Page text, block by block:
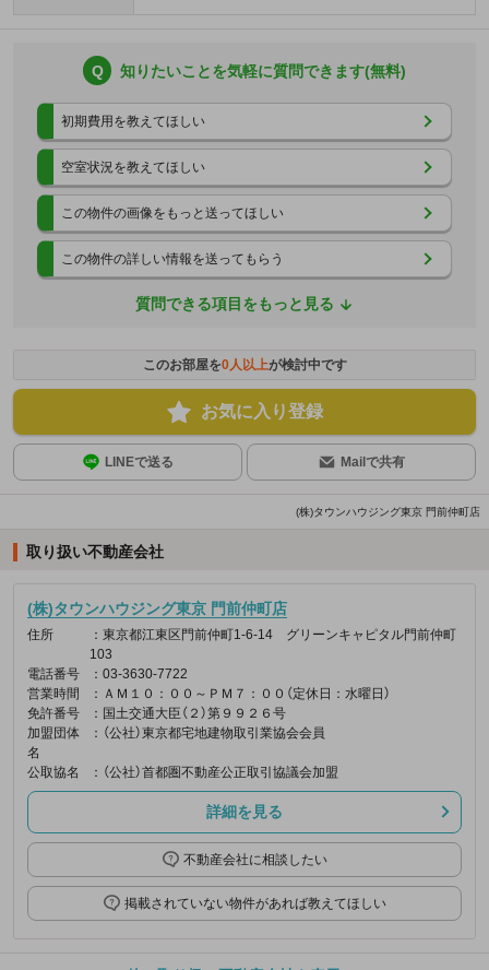
Q 知りたいことを気軽に質問できます(無料)
初期費用を教えてほしい
空室状況を教えてほしい
この物件の画像をもっと送ってほしい
この物件の詳しい情報を送ってもらう
質問できる項目をもっと見る
このお部屋を0人以上が検討中です
お気に入り登録
LINEで送る Mailで共有
(株)タウンハウジング東京 門前仲町店
取り扱い不動産会社
(株)タウンハウジング東京 門前仲町店
住所
：東京都江東区門前仲町1-6-14 グリーンキャピタル門前仲町
103
電話番号
：03-3630-7722
営業時間
：ＡＭ１０：００～ＰＭ７：００（定休日：水曜日）
免許番号
：国土交通大臣（２）第９９２６号
加盟団体
名
：（公社）東京都宅地建物取引業協会会員
公取協名 ：（公社）首都圏不動産公正取引協議会加盟
詳細を見る
不動産会社に相談したい
掲載されていない物件があれば教えてほしい